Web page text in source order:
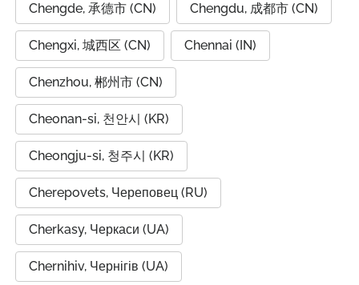
Chengde, 承德市 (CN) Chengdu, 成都市 (CN)
Chengxi, 城西区 (CN) Chennai (IN)
Chenzhou, 郴州市 (CN)
Cheonan-si, 천안시 (KR)
Cheongju-si, 청주시 (KR)
Cherepovets, Череповец (RU)
Cherkasy, Черкаси (UA)
Chernihiv, Чернігів (UA)